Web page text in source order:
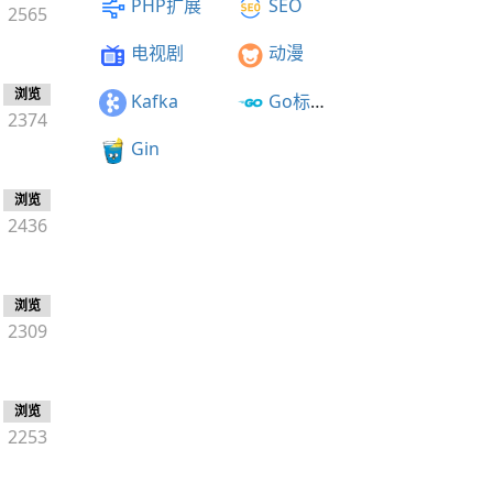
2565
浏览
2374
浏览
2436
浏览
2309
浏览
2253
PHP扩展
SEO
电视剧
动漫
Kafka
Go标准库
Gin